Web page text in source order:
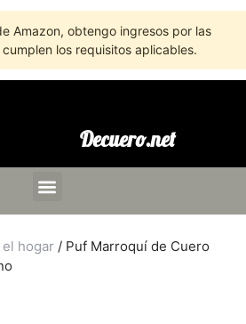
Amazon, obtengo ingresos por las
los requisitos aplicables.
Decuero.net
hogar / Puf Marroquí de Cuero